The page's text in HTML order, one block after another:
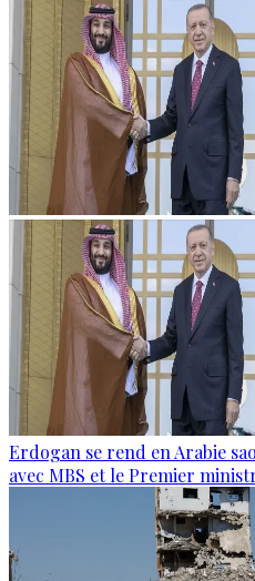
Erdogan se rend en Arabie
avec MBS et le Premier